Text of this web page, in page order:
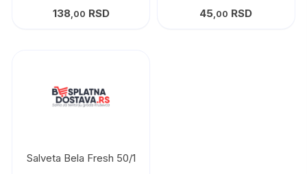
138,00 RSD
45,00 RSD
Salveta Bela Fresh 50/1